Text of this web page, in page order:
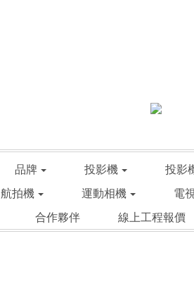
品牌 投影機 投影
航拍機 運動相機 電
合作夥伴 線上工程報價